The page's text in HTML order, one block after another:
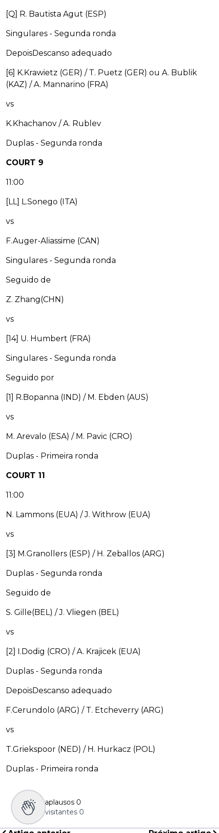
[Q] R. Bautista Agut (ESP)
Singulares - Segunda ronda
DepoisDescanso adequado
[6] K.Krawietz (GER) / T. Puetz (GER) ou A. Bublik
(KAZ) / A. Mannarino (FRA)
vs
K.Khachanov / A. Rublev
Duplas - Segunda ronda
COURT 9
11:00
[LL] L.Sonego (ITA)
vs
F.Auger-Aliassime (CAN)
Singulares - Segunda ronda
Seguido de
Z. Zhang(CHN)
vs
[14] U. Humbert (FRA)
Singulares - Segunda ronda
Seguido por
[1] R.Bopanna (IND) / M. Ebden (AUS)
vs
M. Arevalo (ESA) / M. Pavic (CRO)
Duplas - Primeira ronda
COURT 11
11:00
N. Lammons (EUA) / J. Withrow (EUA)
vs
[3] M.Granollers (ESP) / H. Zeballos (ARG)
Duplas - Segunda ronda
Seguido de
S. Gille(BEL) / J. Vliegen (BEL)
vs
[2] I.Dodig (CRO) / A. Krajicek (EUA)
Duplas - Segunda ronda
DepoisDescanso adequado
F.Cerundolo (ARG) / T. Etcheverry (ARG)
vs
T.Griekspoor (NED) / H. Hurkacz (POL)
Duplas - Primeira ronda
aplausos 0
visitantes 0